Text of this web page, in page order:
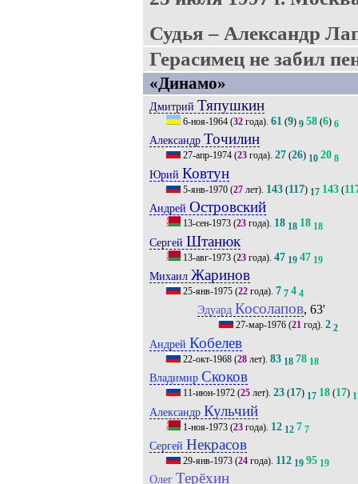
Судья – Александр
Герасимец не забил
«Динамо»
Дмитрий Тяпушкин
6-ноя-1964(32года). 61(9) 9 58(6) 6
Александр Точилин
27-апр-1974(23года). 27(26) 10 20 8
Юрий Ковтун
5-янв-1970(27лет). 143(117) 17 143(
Андрей Островский
13-сен-1973(23года). 18 18 18 18
Сергей Штанюк
13-авг-1973(23года). 47 19 47 19
Михаил Жаринов
25-янв-1975(22года). 7 7 4 4
Эдуард Косолапов, 63'
27-мар-1976 (21 год).2 2
Андрей Кобелев
22-окт-1968(28лет). 83 18 78 18
Владимир Скоков
11-июн-1972(25лет). 23(17) 17 18(17)
Александр Кульчий
1-ноя-1973(23года). 12 12 7 7
Сергей Некрасов
29-янв-1973(24года). 112 19 95 19
Олег Терёхин